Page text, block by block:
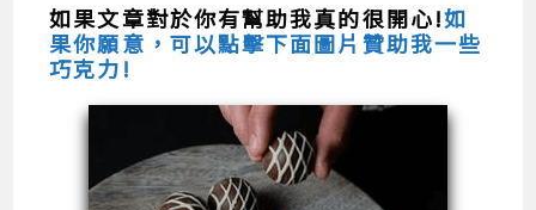
如果文章對於你有幫助我真的很開心!如
果你願意，可以點擊下面圖片贊助我一些
巧克力!